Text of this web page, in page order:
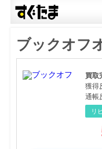
ブックオフ
買取
獲得
通帳
リ